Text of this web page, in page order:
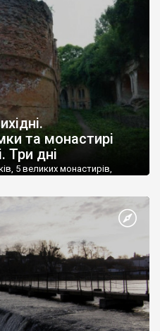
та монастирі
Три дні
5 великих монастирів,